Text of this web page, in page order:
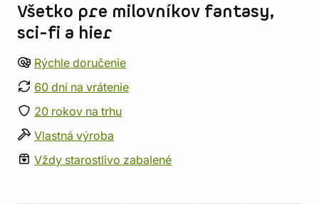
Všetko pre milovníkov fantasy,
sci-fi a hier
Rýchle doručenie
60 dní na vrátenie
20 rokov na trhu
Vlastná výroba
Vždy starostlivo zabalené